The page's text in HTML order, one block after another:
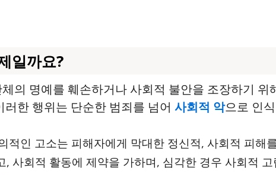
일까요?
의 명예를 훼손하거나 사회적 불안을 조장하기
한 행위는 단순한 범죄를 넘어 사회적 악으로 인
적인 고소는 피해자에게 막대한 정신적, 사회적 피해
, 사회적 활동에 제약을 가하며, 심각한 경우 사회적